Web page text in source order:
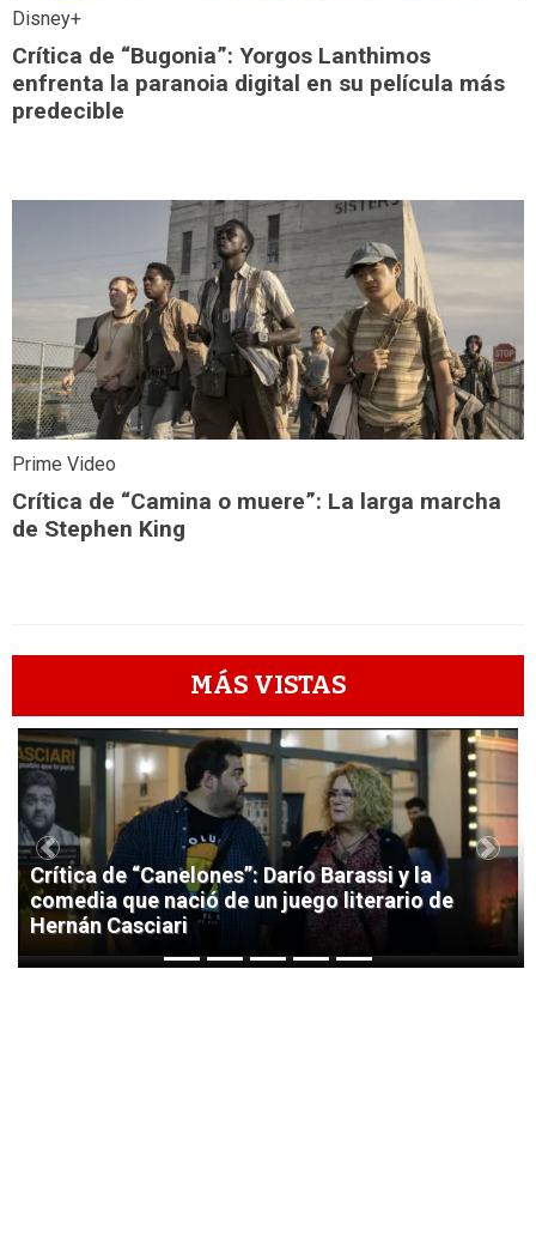
Disney+
Crítica de “Bugonia”: Yorgos Lanthimos
enfrenta la paranoia digital en su película más
predecible
Prime Video
Crítica de “Camina o muere”: La larga marcha
de Stephen King
MÁS VISTAS
1
Crítica de “Canelones”: Darío Barassi y la
comedia que nació de un juego literario de
Hernán Casciari
Previous Next